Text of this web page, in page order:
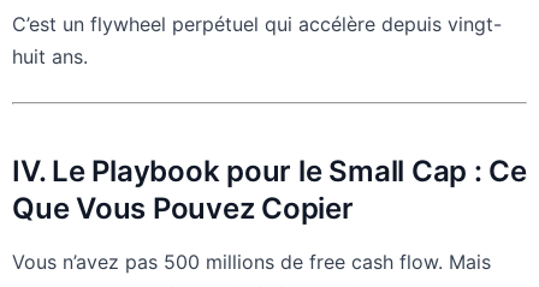
C’est un flywheel perpétuel qui accélère depuis vingt-
huit ans.
IV. Le Playbook pour le Small Cap : Ce
Que Vous Pouvez Copier
Vous n’avez pas 500 millions de free cash flow. Mais